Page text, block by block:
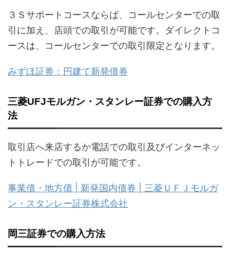
３Ｓサポートコースならば、コールセンターでの取
引に加え、店頭での取引が可能です。ダイレクトコ
ースは、コールセンターでの取引限定となります。
みずほ証券：円建て新発債券
三菱UFJモルガン・スタンレー証券での購入方
法
取引店へ来店するか電話での取引及びインターネッ
トトレードでの取引が可能です。
事業債・地方債 | 新発国内債券 | 三菱ＵＦＪモルガ
ン・スタンレー証券株式会社
岡三証券での購入方法